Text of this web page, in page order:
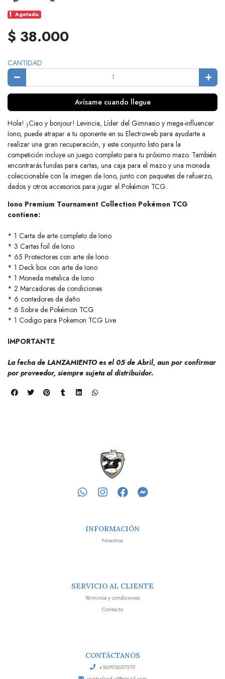
Agotado.
$ 38.000
CANTIDAD
Avísame cuando llegue
Hola! ¡Ciao y bonjour! Levincia, Líder del Gimnasio y mega-influencer
Iono, puede atrapar a tu oponente en su Electroweb para ayudarte a
realizar una gran recuperación, y este conjunto listo para la
competición incluye un juego completo para tu próximo mazo. También
encontrarás fundas para cartas, una caja para el mazo y una moneda
coleccionable con la imagen de Iono, junto con paquetes de refuerzo,
dados y otros accesorios para jugar al Pokémon TCG.
Iono Premium Tournament Collection Pokémon TCG
contiene:
* 1 Carta de arte completo de Iono
* 3 Cartas foil de Iono
* 65 Protectores con arte de Iono
* 1 Deck box con arte de Iono
* 1 Moneda metalica de Iono
* 2 Marcadores de condiciones
* 6 contadores de daño
* 6 Sobre de Pokémon TCG
* 1 Codigo para Pokemon TCG Live
IMPORTANTE
La fecha de LANZAMIENTO es el 05 de Abril, aun por confirmar
por proveedor, siempre sujeta al distribuidor.
INFORMACIÓN
Nosotros
SERVICIO AL CLIENTE
Términos y condiciones
Contacto
CONTÁCTANOS
+56995657519